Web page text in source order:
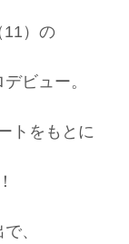
11）の
ビュー。
トをもとに
、